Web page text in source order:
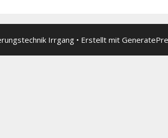
Irrgang• Erstellt mit